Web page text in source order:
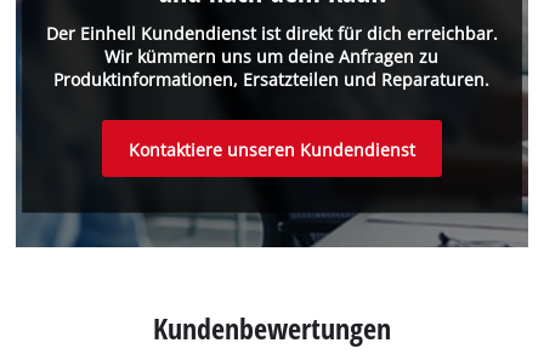
Der Einhell Kundendienst ist direkt für dich erreichbar.
Wir kümmern uns um deine Anfragen zu
Produktinformationen, Ersatzteilen und Reparaturen.
Kontaktiere unseren Kundendienst
Kundenbewertungen